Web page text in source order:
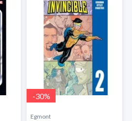
-30%
Egmont